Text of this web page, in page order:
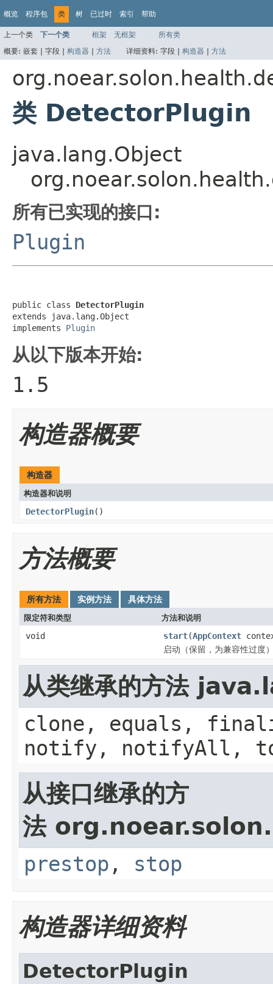
概览 程序包 类 树 已过时 索引 帮助
上一个类 下一个类 框架 无框架
所有类
概要: 嵌套 | 字段 | 构造器 | 方法 详细资料: 字段 | 构造器 | 方法
类 DetectorPlugin
java.lang.Object
所有已实现的接口:
Plugin
public class DetectorPlugin
extends java.lang.Object
implements Plugin
从以下版本开始:
1.5
构造器概要
构造器
构造器和说明
DetectorPlugin()
方法概要
所有方法 实例方法 具体方法
限定符和类型 方法和说明
void start(AppContext
启动（保留，为兼容性过度
从类继承的方法
clone, equals,
notify, notifyAll,
从接口继承的方
法
prestop , stop
构造器详细资料
DetectorPlugin